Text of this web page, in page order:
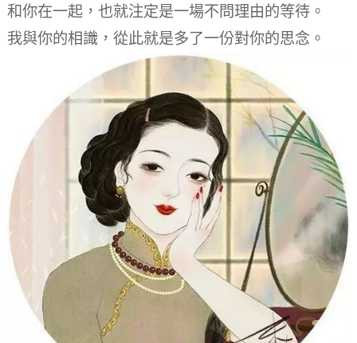
和你在一起， 也就注定是一場不問理由的等待。
我與你的相識， 從此就是多了一份對你的思念。